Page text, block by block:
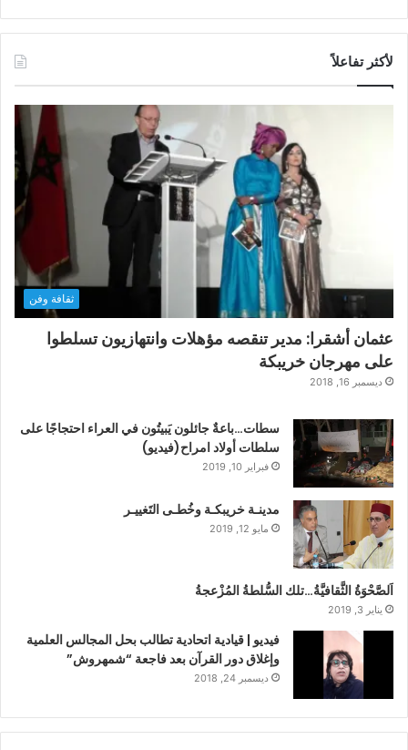
لأكثر تفاعلاً
ثقافة وفن
عثمان أشقرا: مدير تنقصه مؤهلات وانتهازيون تسلطوا
على مهرجان خريبكة
ديسمبر 16, 2018
سطات…باعةٌ جائلون يَبيتُون في العراء احتجاجًا على
سلطات أولاد امراح(فيديو)
فبراير 10, 2019
مدينـة خريبكـة وخُطـى التَغييـر
مايو 12, 2019
اَلصَّحْوَةُ الثَّقافيَّةُ…تلك السُّلطةُ المُزْعجةُ
يناير 3, 2019
فيديو | قيادية اتحادية تطالب بحل المجالس العلمية
وإغلاق دور القرآن بعد فاجعة “شمهروش”
ديسمبر 24, 2018